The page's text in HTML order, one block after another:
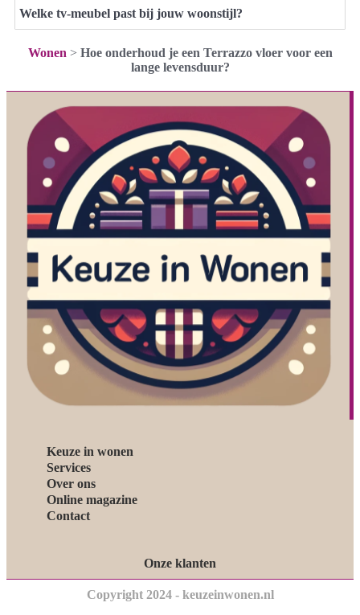
Welke tv-meubel past bij jouw woonstijl?
Wonen > Hoe onderhoud je een Terrazzo vloer voor een
lange levensduur?
Keuze in wonen
Services
Over ons
Online magazine
Contact
Onze klanten
Copyright 2024 - keuzeinwonen.nl